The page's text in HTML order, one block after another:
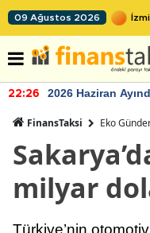
09 Ağustos 2026
22:26 2026 Haziran
FinansTaksi Eko
milyar
Türkiye’nin